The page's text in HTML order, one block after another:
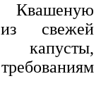
Квашеную
свежей